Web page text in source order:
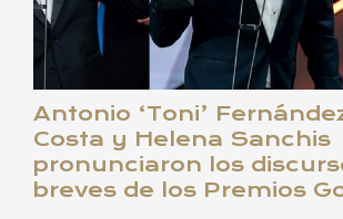
Antonio ‘Toni’
Costa y Helena Sanchis
pronunciaron los
breves de los Premios